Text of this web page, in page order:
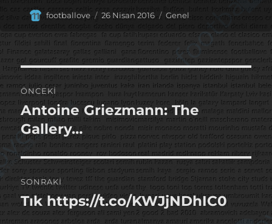
Yazar
footballove
Yayın
tarihi
26 Nisan 2016 Kategoriler
Genel
Yazı
gezinmesi
ÖNCEKI
Önceki
yazı:
Antoine Griezmann: The
Gallery…
SONRAKI
Sonraki
yazı:
Tık https://t.co/KWJjNDhIC0